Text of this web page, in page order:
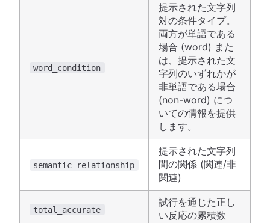
word_condition
提示された文字列
対の条件タイプ。
両方が単語である
場合 (word) また
は、提示された文
字列のいずれかが
非単語である場合
(non-word) につ
いての情報を提供
します。
semantic_relationship
提示された文字列
間の関係 (関連/非
関連)
total_accurate
試行を通じた正し
い反応の累積数